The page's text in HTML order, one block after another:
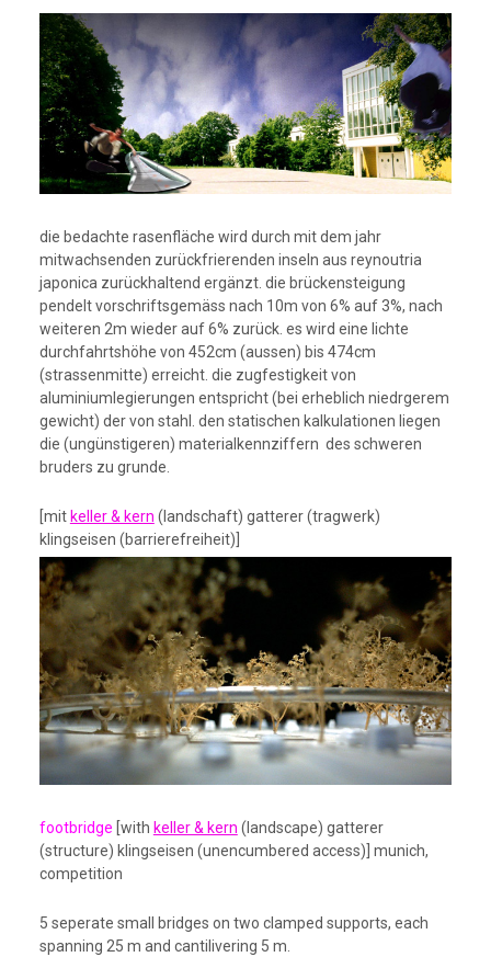
die bedachte rasenfläche wird durch mit dem jahr
mitwachsenden zurückfrierenden inseln aus reynoutria
japonica zurückhaltend ergänzt. die brückensteigung
pendelt vorschriftsgemäss nach 10m von 6% auf 3%, nach
weiteren 2m wieder auf 6% zurück. es wird eine lichte
durchfahrtshöhe von 452cm (aussen) bis 474cm
(strassenmitte) erreicht. die zugfestigkeit von
aluminiumlegierungen entspricht (bei erheblich niedrgerem
gewicht) der von stahl. den statischen kalkulationen liegen
die (ungünstigeren) materialkennziffern des schweren
bruders zu grunde.
[mitkeller & kern (landschaft) gatterer (tragwerk)
klingseisen (barrierefreiheit)]
footbridge [with keller & kern (landscape) gatterer
(structure) klingseisen (unencumbered access)] munich,
competition
5 seperate small bridges on two clamped supports, each
spanning 25 m and cantilivering 5 m.